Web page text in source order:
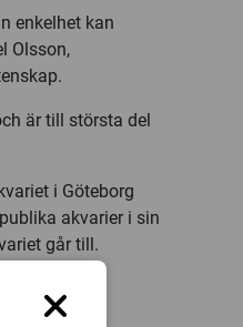
enkelhet kan
Olsson,
är till största del
i Göteborg
akvarier i sin
går till.